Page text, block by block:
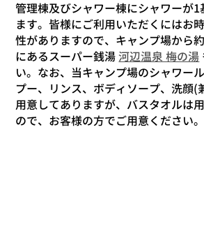
管理棟及びシャワー棟にシャワーが1
ます。皆様にご利用いただくにはお
性がありますので、キャンプ場から
にあるスーパー銭湯河辺温泉 梅の湯
い。なお、当キャンプ場のシャワー
プー、リンス、ボディソープ、洗顔(
用意してありますが、バスタオルは
ので、お客様の方でご用意ください。